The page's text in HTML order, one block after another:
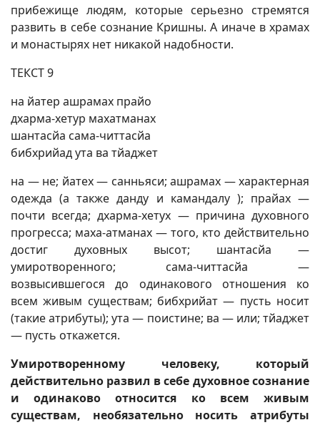
прибежище людям, которые серьезно стремятся
развить в себе сознание Кришны. А иначе в храмах
и монастырях нет никакой надобности.
ТЕКСТ 9
на йатер ашрамах прайо
дхарма-хетур махатманах
шантасйа сама-читтасйа
бибхрийад ута ва тйаджет
на — не; йатех — санньяси; ашрамах — характерная
одежда (а также данду и камандалу ); прайах —
почти всегда; дхарма-хетух — причина духовного
прогресса; маха-атманах — того, кто действительно
достиг духовных высот; шантасйа —
умиротворенного; сама-читтасйа —
возвысившегося до одинакового отношения ко
всем живым существам; бибхрийат — пусть носит
(такие атрибуты); ута — поистине; ва — или; тйаджет
— пусть откажется.
Умиротворенному человеку, который
действительно развил в себе духовное сознание
и одинаково относится ко всем живым
существам, необязательно носить атрибуты